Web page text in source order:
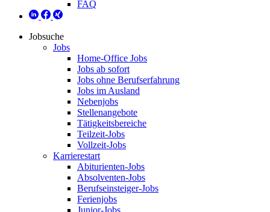
FAQ
Jobsuche
Jobs
Home-Office Jobs
Jobs ab sofort
Jobs ohne Berufserfahrung
Jobs im Ausland
Nebenjobs
Stellenangebote
Tätigkeitsbereiche
Teilzeit-Jobs
Vollzeit-Jobs
Karrierestart
Abiturienten-Jobs
Absolventen-Jobs
Berufseinsteiger-Jobs
Ferienjobs
Junior-Jobs